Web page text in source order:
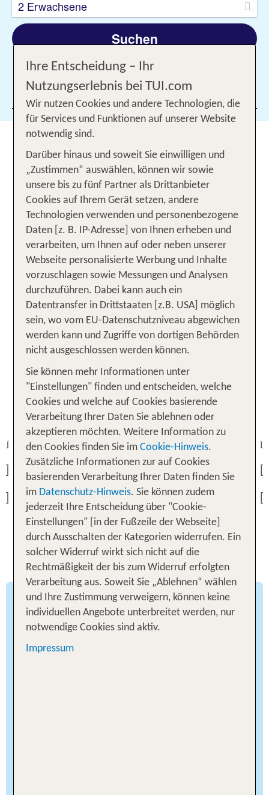
2 Erwachsene
Suchen
Filter hinzufügen
Familienurlaub am Bodensee:
Ausflugsparadies für die ganze
Familie
Du möchtest gemeinsam mit deinen Liebsten eine
abwechslungsreiche Zeit vollerNatur,Abenteuer
undSpaßerleben? EinFamilienurlaubam
Bodensee führt dich in eine derschönsten
RegionenDeutschlands. Umgeben von
malerischen Landschaftenundcharmanten
Städtchenhält der Bodensee vielseitige
Möglichkeiten für gemeinsameErlebnissebereit.
ObWandern,WasserspaßoderSightseeing–
hier kommt jeder auf seine Kosten!
Unsere TOP Angebote für 1
Woche Familienurlaub am
Bodensee
Previous
Previous
Previous
Dein traumhafter Familienurlaub
am Bodensee
Wandern und Radfahren für die
ganze Familie
Für dich und deine Lieben gibt es nichts
Ihre Entscheidung – Ihr
Nutzungserlebnis bei TUI.com
Wir nutzen Cookies und andere Technologien, die
für Services und Funktionen auf unserer Website
notwendig sind.
Darüber hinaus und soweit Sie einwilligen und
„Zustimmen“ auswählen, können wir sowie
unsere bis zu fünf Partner als Drittanbieter
Cookies auf Ihrem Gerät setzen, andere
Technologien verwenden und personenbezogene
Daten [z. B. IP-Adresse] von Ihnen erheben und
verarbeiten, um Ihnen auf oder neben unserer
Webseite personalisierte Werbung und Inhalte
vorzuschlagen sowie Messungen und Analysen
durchzuführen. Dabei kann auch ein
Datentransfer in Drittstaaten [z.B. USA] möglich
sein, wo vom EU-Datenschutzniveau abgewichen
werden kann und Zugriffe von dortigen Behörden
nicht ausgeschlossen werden können.
Sie können mehr Informationen unter
"Einstellungen" finden und entscheiden, welche
Cookies und welche auf Cookies basierende
Verarbeitung Ihrer Daten Sie ablehnen oder
akzeptieren möchten. Weitere Information zu
den Cookies finden Sie im Cookie-Hinweis.
Zusätzliche Informationen zur auf Cookies
basierenden Verarbeitung Ihrer Daten finden Sie
im Datenschutz-Hinweis. Sie können zudem
jederzeit Ihre Entscheidung über "Cookie-
Einstellungen" [in der Fußzeile der Webseite]
durch Ausschalten der Kategorien widerrufen. Ein
solcher Widerruf wirkt sich nicht auf die
Rechtmäßigkeit der bis zum Widerruf erfolgten
Verarbeitung aus. Soweit Sie „Ablehnen“ wählen
und Ihre Zustimmung verweigern, können keine
individuellen Angebote unterbreitet werden, nur
notwendige Cookies sind aktiv.
Impressum